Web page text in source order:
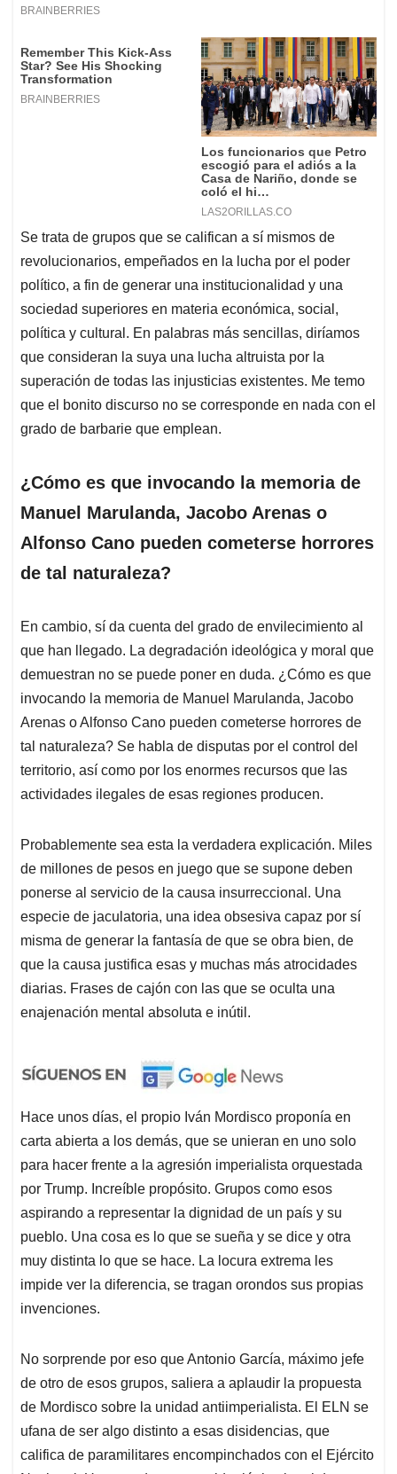
Se trata de grupos que se califican a sí mismos de
revolucionarios, empeñados en la lucha por el poder
político, a fin de generar una institucionalidad y una
sociedad superiores en materia económica, social,
política y cultural. En palabras más sencillas, diríamos
que consideran la suya una lucha altruista por la
superación de todas las injusticias existentes. Me temo
que el bonito discurso no se corresponde en nada con el
grado de barbarie que emplean.
¿Cómo es que invocando la memoria de
Manuel Marulanda, Jacobo Arenas o
Alfonso Cano pueden cometerse horrores
de tal naturaleza?
En cambio, sí da cuenta del grado de envilecimiento al
que han llegado. La degradación ideológica y moral que
demuestran no se puede poner en duda. ¿Cómo es que
invocando la memoria de Manuel Marulanda, Jacobo
Arenas o Alfonso Cano pueden cometerse horrores de
tal naturaleza? Se habla de disputas por el control del
territorio, así como por los enormes recursos que las
actividades ilegales de esas regiones producen.
Probablemente sea esta la verdadera explicación. Miles
de millones de pesos en juego que se supone deben
ponerse al servicio de la causa insurreccional. Una
especie de jaculatoria, una idea obsesiva capaz por sí
misma de generar la fantasía de que se obra bien, de
que la causa justifica esas y muchas más atrocidades
diarias. Frases de cajón con las que se oculta una
enajenación mental absoluta e inútil.
Hace unos días, el propio Iván Mordisco proponía en
carta abierta a los demás, que se unieran en uno solo
para hacer frente a la agresión imperialista orquestada
por Trump. Increíble propósito. Grupos como esos
aspirando a representar la dignidad de un país y su
pueblo. Una cosa es lo que se sueña y se dice y otra
muy distinta lo que se hace. La locura extrema les
impide ver la diferencia, se tragan orondos sus propias
invenciones.
No sorprende por eso que Antonio García, máximo jefe
de otro de esos grupos, saliera a aplaudir la propuesta
de Mordisco sobre la unidad antiimperialista. El ELN se
ufana de ser algo distinto a esas disidencias, que
califica de paramilitares encompinchados con el Ejército